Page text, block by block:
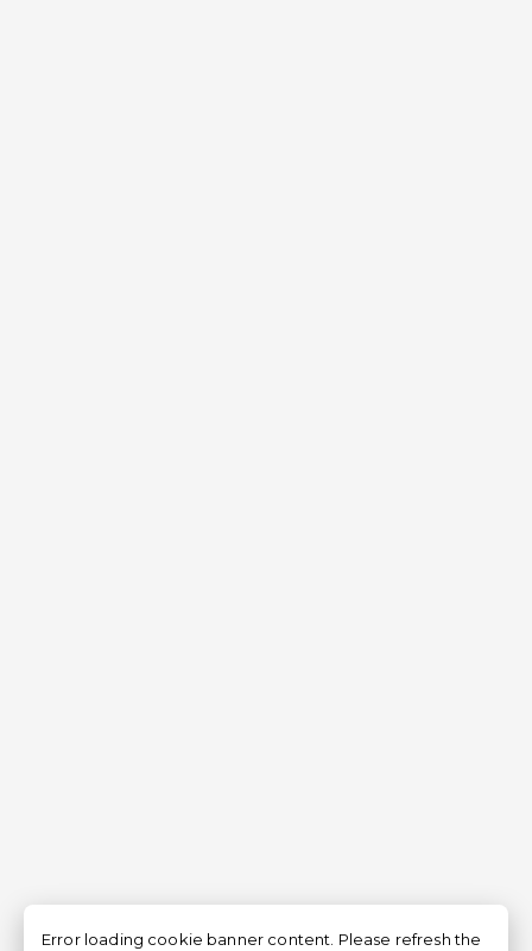
Error loading cookie banner content. Please refresh the